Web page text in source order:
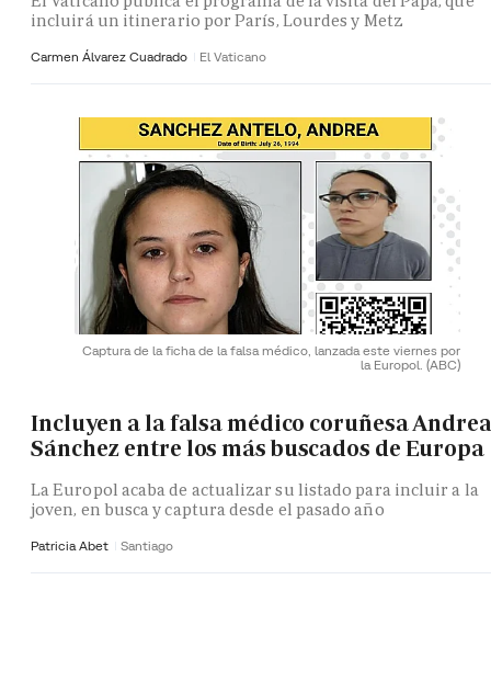
incluirá un itinerario por París, Lourdes y Metz
Carmen Álvarez Cuadrado El Vaticano
Captura de la ficha de la falsa médico, lanzada este viernes por
la Europol. (ABC)
Incluyen a la falsa médico coruñesa Andrea
Sánchez entre los más buscados de Europa
La Europol acaba de actualizar su listado para incluir a la
joven, en busca y captura desde el pasado año
Patricia Abet Santiago